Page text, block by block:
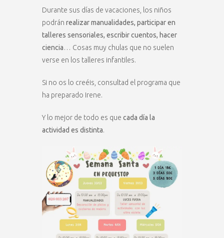
Durante sus días de vacaciones, los niños
podrán realizar manualidades, participar en
talleres sensoriales, escribir cuentos, hacer
ciencia… Cosas muy chulas que no suelen
verse en los talleres infantiles.
Si no os lo creéis, consultad el programa que
ha preparado Irene.
Y lo mejor de todo es que cada día la
actividad es distinta.